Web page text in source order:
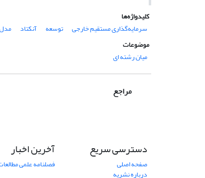
کلیدواژه‌ها
سرمایه‌گذاری مستقیم خارجی
توسعه آنکتاد
موضوعات
میان رشته ای
مراجع
دسترسی سریع
صفحه اصلی
درباره نشریه
آخرین اخبار
فصلنامه علمی